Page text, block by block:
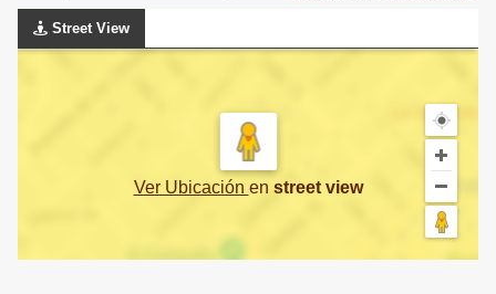
Street View
Ver Ubicación en street view